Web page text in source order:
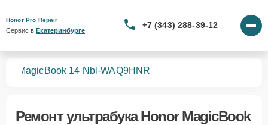
Honor Pro Repair
Сервис в Екатеринбурге
+7 (343) 288-39-12
MagicBook 14 Nbl-WAQ9HNR
Ремонтультрабука Honor MagicBook